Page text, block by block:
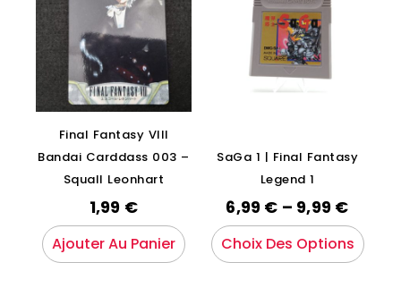
Final Fantasy VIII
Bandai Carddass 003 –
Squall Leonhart
1,99 €
Ajouter Au Panier
SaGa 1 | Final Fantasy
Legend 1
6,99 € – 9,99 €
Choix Des Options